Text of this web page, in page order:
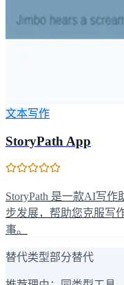
文本写作
StoryPath App
StoryPath 是一款AI写
步发展，帮助您克服写
事。
替代类型部分替代